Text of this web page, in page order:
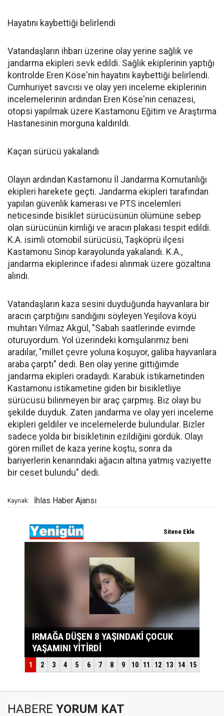
Hayatını kaybettiği belirlendi
Vatandaşların ihbarı üzerine olay yerine sağlık ve
jandarma ekipleri sevk edildi. Sağlık ekiplerinin yaptığı
kontrolde Eren Köse'nin hayatını kaybettiği belirlendi.
Cumhuriyet savcısı ve olay yeri inceleme ekiplerinin
incelemelerinin ardından Eren Köse'nin cenazesi,
otopsi yapılmak üzere Kastamonu Eğitim ve Araştırma
Hastanesinin morguna kaldırıldı.
Kaçan sürücü yakalandı
Olayın ardından Kastamonu İl Jandarma Komutanlığı
ekipleri harekete geçti. Jandarma ekipleri tarafından
yapılan güvenlik kamerası ve PTS incelemleri
neticesinde bisiklet sürücüsünün ölümüne sebep
olan sürücünün kimliği ve aracın plakası tespit edildi.
K.A. isimli otomobil sürücüsü, Taşköprü ilçesi
Kastamonu Sinop karayolunda yakalandı. K.A.,
jandarma ekiplerince ifadesi alınmak üzere gözaltına
alındı.
Vatandaşların kaza sesini duyduğunda hayvanlara bir
aracın çarptığını sandığını söyleyen Yeşilova köyü
muhtarı Yılmaz Akgül, "Sabah saatlerinde evimde
oturuyordum. Yol üzerindeki komşularımız beni
aradılar, "millet çevre yoluna koşuyor, galiba hayvanlara
araba çarptı" dedi. Ben olay yerine gittiğimde
jandarma ekipleri oradaydı. Karabük istikametinden
Kastamonu istikametine giden bir bisikletliye
sürücüsü bilinmeyen bir araç çarpmış. Biz olayı bu
şekilde duyduk. Zaten jandarma ve olay yeri inceleme
ekipleri geldiler ve incelemelerde bulundular. Bizler
sadece yolda bir bisikletinin ezildiğini gördük. Olayı
gören millet de kaza yerine koştu, sonra da
bariyerlerin kenarındaki ağacın altına yatmış vaziyette
bir ceset bulundu" dedi.
Kaynak: İhlas Haber Ajansı
HABERE YORUM KAT